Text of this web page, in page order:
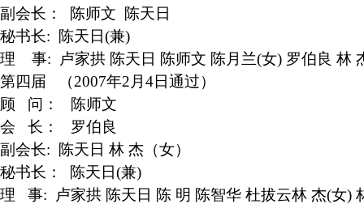
副会长： 陈师文 陈天日
秘书长: 陈天日(兼)
理 事:
卢家拱 陈天日 陈师文 陈月兰(女) 罗伯良 林
第四届
（2007年2月4日通过）
顾 问： 陈师文
会 长： 罗伯良
副会长: 陈天日 林 杰（女）
秘书长： 陈天日(兼)
理 事:
卢家拱 陈天日 陈 明 陈智华 杜拔云林 杰(女)